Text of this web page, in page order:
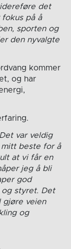
det
på å
sporten og
den nyvalgte
kommer
og har
var veldig
beste for å
at vi får en
jeg å bli
god
og styret. Det
gjøre veien
og